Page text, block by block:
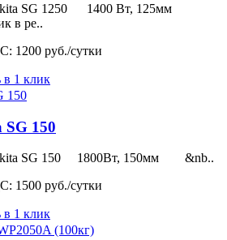
SG 1250 1400 Вт, 125мм
в ре..
1200 руб./сутки
в 1 клик
150
SG 150 1800Вт, 150мм &nb..
1500 руб./сутки
в 1 клик